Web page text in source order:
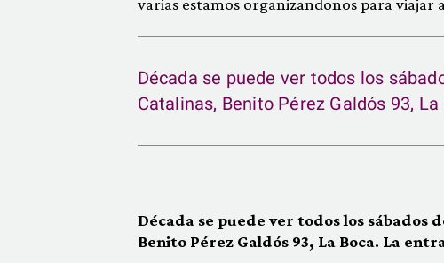
varias estamos organizandonos para
Década se puede ver todos los
Catalinas, Benito Pérez Galdós 93,
Década se puede ver todos los sábados
Benito Pérez Galdós 93, La Boca. La